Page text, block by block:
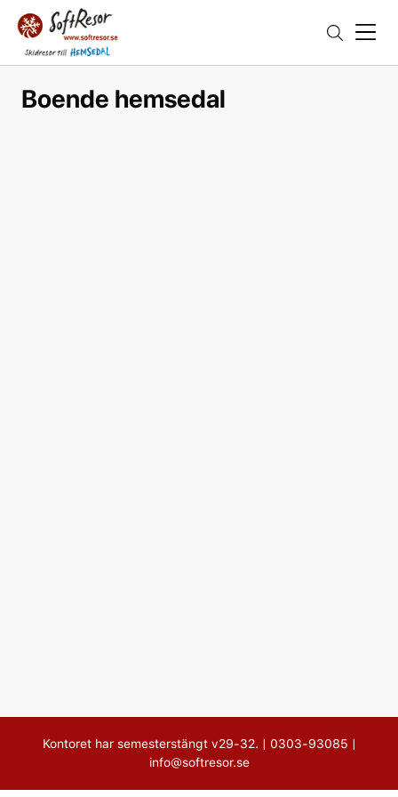
Boende hemsedal
Kontoret har semesterstängt v29-32. | 0303-93085 |
info@softresor.se